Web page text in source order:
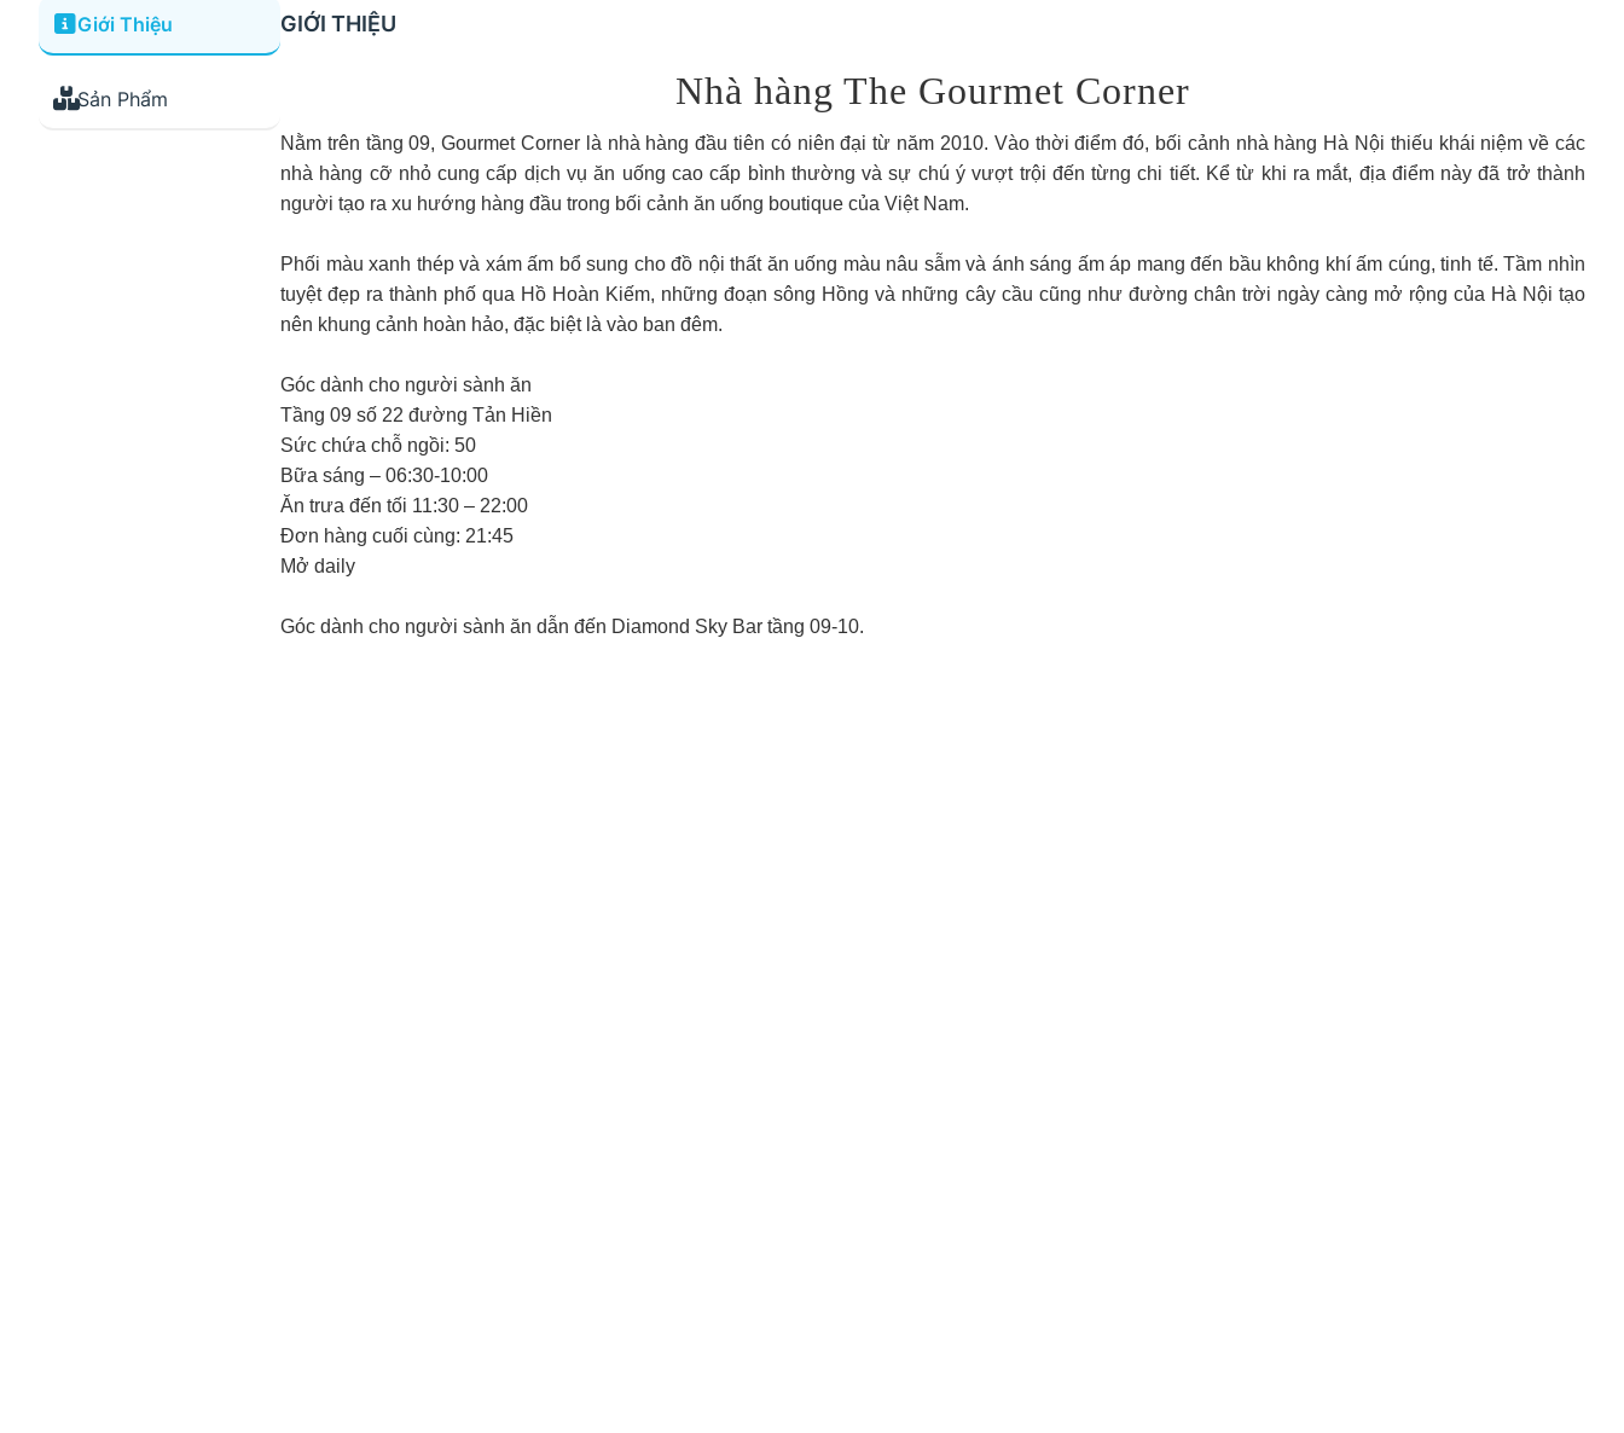
Giới Thiệu
Sản Phẩm
GIỚI THIỆU
Nhà hàng The Gourmet Corner
Nằm trên tầng 09, Gourmet Corner là nhà hàng đầu tiên có niên đại từ năm 2010. Vào thời điểm đó, bối cảnh nhà hàng Hà Nội thiếu khái niệm về các
nhà hàng cỡ nhỏ cung cấp dịch vụ ăn uống cao cấp bình thường và sự chú ý vượt trội đến từng chi tiết. Kể từ khi ra mắt, địa điểm này đã trở thành
người tạo ra xu hướng hàng đầu trong bối cảnh ăn uống boutique của Việt Nam.
Phối màu xanh thép và xám ấm bổ sung cho đồ nội thất ăn uống màu nâu sẫm và ánh sáng ấm áp mang đến bầu không khí ấm cúng, tinh tế. Tầm nhìn
tuyệt đẹp ra thành phố qua Hồ Hoàn Kiếm, những đoạn sông Hồng và những cây cầu cũng như đường chân trời ngày càng mở rộng của Hà Nội tạo
nên khung cảnh hoàn hảo, đặc biệt là vào ban đêm.
Góc dành cho người sành ăn
Tầng 09 số 22 đường Tản Hiền
Sức chứa chỗ ngồi: 50
Bữa sáng – 06:30-10:00
Ăn trưa đến tối 11:30 – 22:00
Đơn hàng cuối cùng: 21:45
Mở daily
Góc dành cho người sành ăn dẫn đến Diamond Sky Bar tầng 09-10.